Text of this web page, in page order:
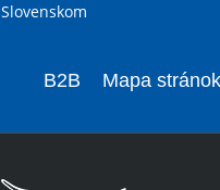
Slovenskom
B2B Mapa stránok